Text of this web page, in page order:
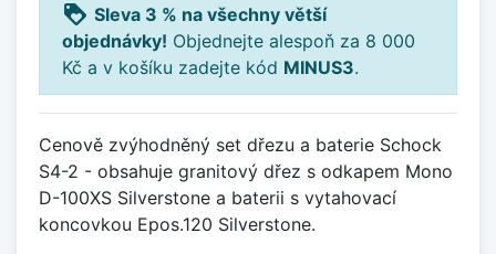
loyalty Sleva 3 % na všechny větší
objednávky! Objednejte alespoň za 8 000
Kč a v košíku zadejte kód MINUS3.
Cenově zvýhodněný set dřezu a baterie Schock
S4-2 - obsahuje granitový dřez s odkapem Mono
D-100XS Silverstone a baterii s vytahovací
koncovkou Epos.120 Silverstone.